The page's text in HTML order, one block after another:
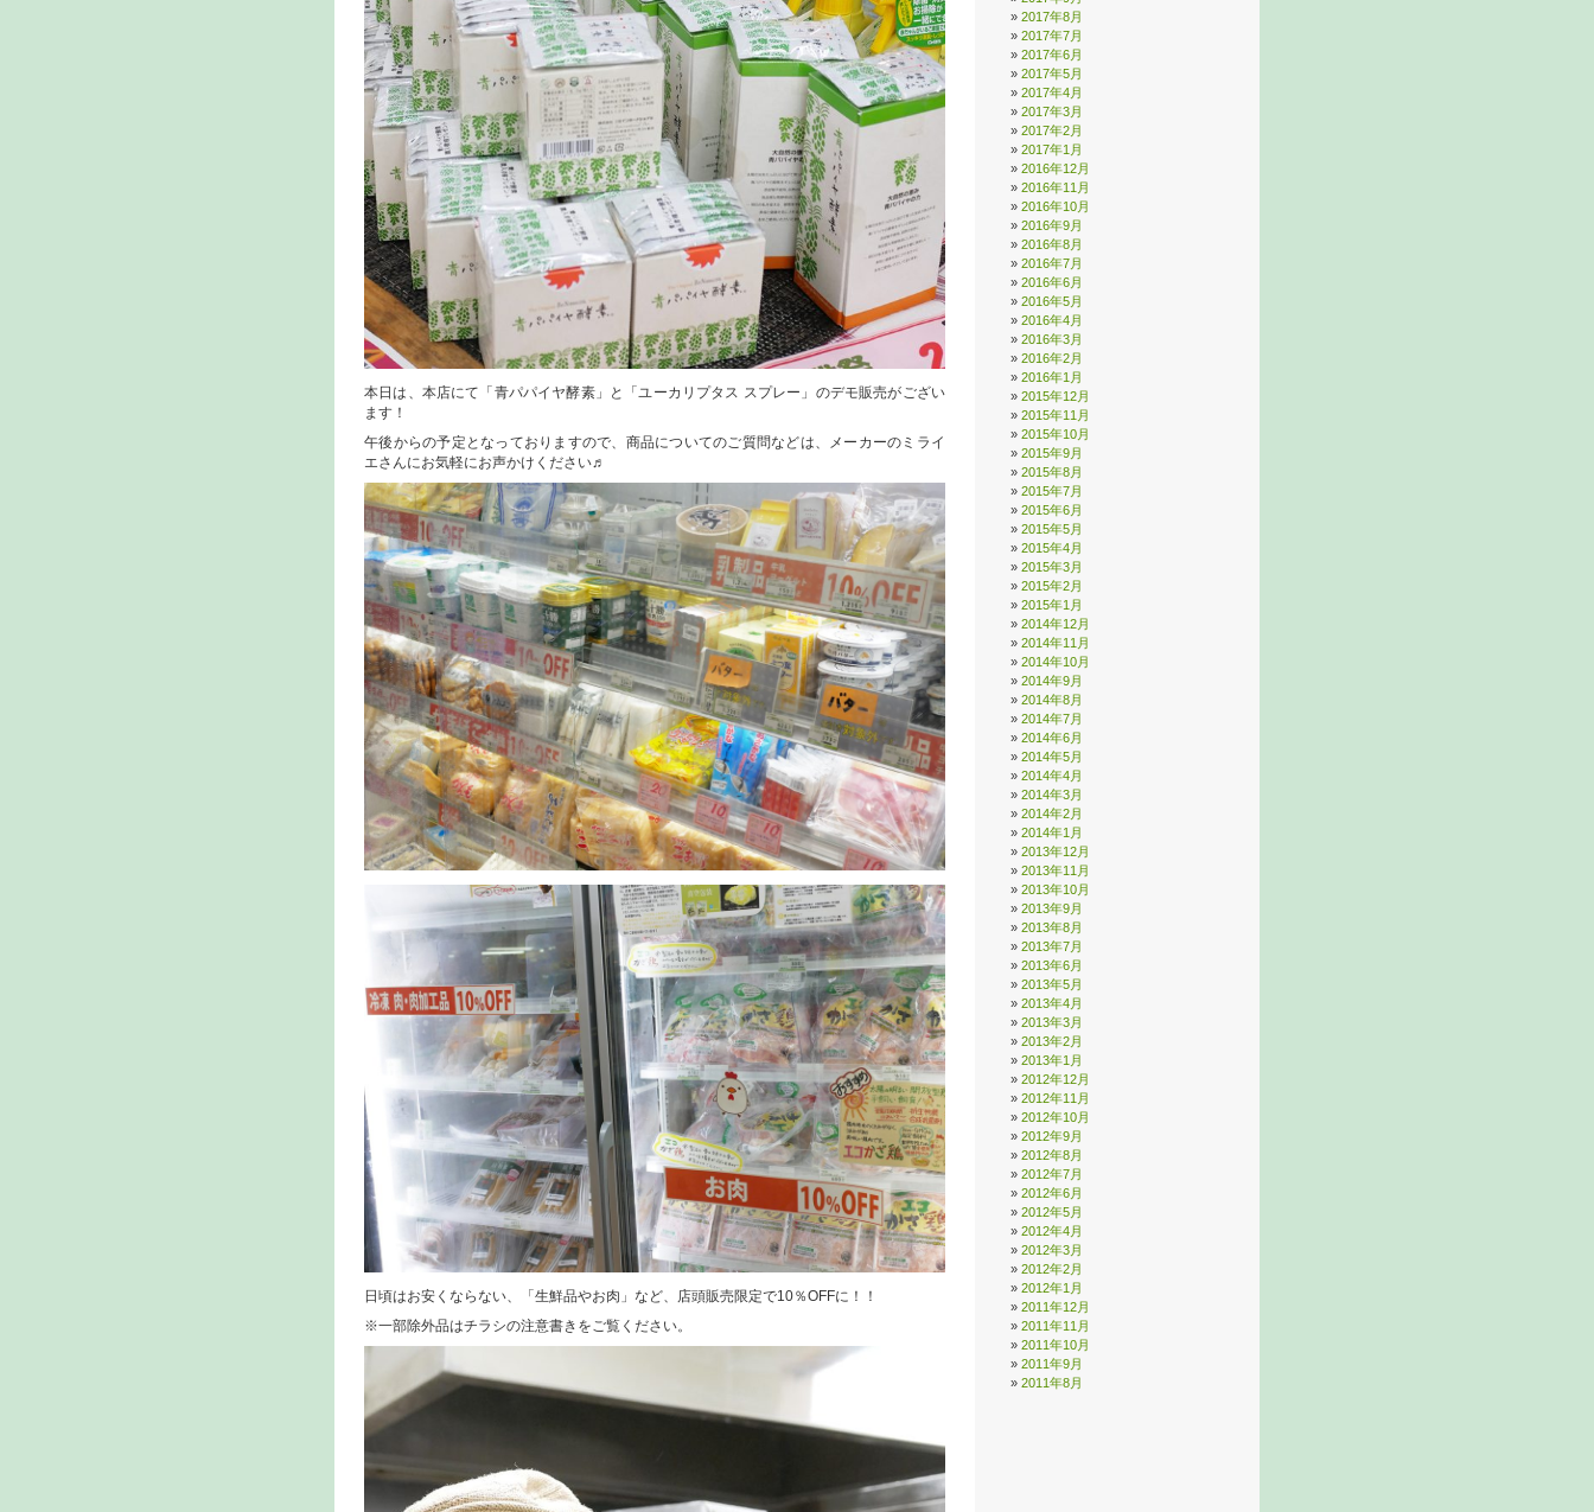
本日は、本店にて「青パパイヤ酵素」と「ユーカリプタス スプレー」のデモ販売がござい
ます！
午後からの予定となっておりますので、商品についてのご質問などは、メーカーのミライ
エさんにお気軽にお声かけください♬
日頃はお安くならない、「生鮮品やお肉」など、店頭販売限定で10％OFFに！！
※一部除外品はチラシの注意書きをご覧ください。
2017年8月
2017年7月
2017年6月
2017年5月
2017年4月
2017年3月
2017年2月
2017年1月
2016年12月
2016年11月
2016年10月
2016年9月
2016年8月
2016年7月
2016年6月
2016年5月
2016年4月
2016年3月
2016年2月
2016年1月
2015年12月
2015年11月
2015年10月
2015年9月
2015年8月
2015年7月
2015年6月
2015年5月
2015年4月
2015年3月
2015年2月
2015年1月
2014年12月
2014年11月
2014年10月
2014年9月
2014年8月
2014年7月
2014年6月
2014年5月
2014年4月
2014年3月
2014年2月
2014年1月
2013年12月
2013年11月
2013年10月
2013年9月
2013年8月
2013年7月
2013年6月
2013年5月
2013年4月
2013年3月
2013年2月
2013年1月
2012年12月
2012年11月
2012年10月
2012年9月
2012年8月
2012年7月
2012年6月
2012年5月
2012年4月
2012年3月
2012年2月
2012年1月
2011年12月
2011年11月
2011年10月
2011年9月
2011年8月